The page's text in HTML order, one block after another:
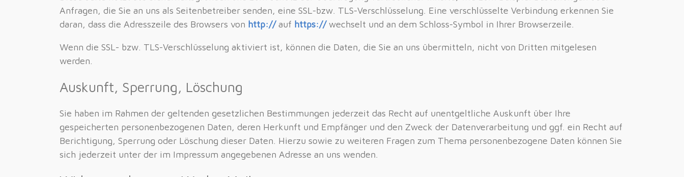
Anfragen, die Sie an uns als Seitenbetreiber senden, eine SSL-bzw. TLS-Verschlüsselung. Eine verschlüsselte Verbindung erkennen Sie
daran, dass die Adresszeile des Browsers von http://auf https://wechselt und an dem Schloss-Symbol in Ihrer Browserzeile.
Wenn die SSL- bzw. TLS-Verschlüsselung aktiviert ist, können die Daten, die Sie an uns übermitteln, nicht von Dritten mitgelesen
werden.
Auskunft, Sperrung, Löschung
Sie haben im Rahmen der geltenden gesetzlichen Bestimmungen jederzeit das Recht auf unentgeltliche Auskunft über Ihre
gespeicherten personenbezogenen Daten, deren Herkunft und Empfänger und den Zweck der Datenverarbeitung und ggf. ein Recht auf
Berichtigung, Sperrung oder Löschung dieser Daten. Hierzu sowie zu weiteren Fragen zum Thema personenbezogene Daten können Sie
sich jederzeit unter der im Impressum angegebenen Adresse an uns wenden.